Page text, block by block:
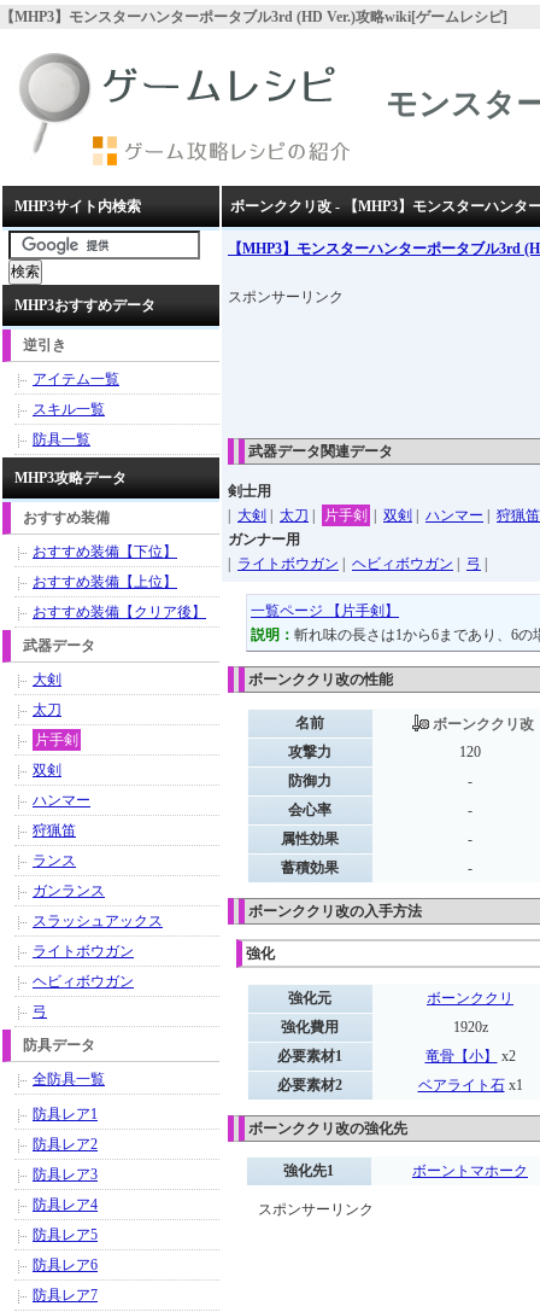
【MHP3】モンスターハンターポータブル3rd (HD Ver.)攻略wiki[ゲームレシピ]
モンスタ
ボーンククリ改 - 【MHP3】モンスターハンタ
【MHP3】モンスターハンターポータブル3rd
スポンサーリンク
武器データ関連データ
剣士用
大剣 太刀 片手剣 双剣 ハンマー
狩猟笛
ガンナー用
ライトボウガン ヘビィボウガン 弓
一覧ページ 【片手剣】
説明： 斬れ味の長さは1から6まであり、6
ボーンククリ改の性能
名前
ボーンククリ改
攻撃力
120
防御力
-
会心率
-
属性効果
-
蓄積効果
-
ボーンククリ改の入手方法
強化
強化元
ボーンククリ
強化費用
1920z
必要素材1
竜骨【小】
x2
必要素材2
ベアライト石x1
ボーンククリ改の強化先
強化先1 ボーントマホーク
スポンサーリンク
MHP3サイト内検索
MHP3おすすめデータ
逆引き
アイテム一覧
スキル一覧
防具一覧
MHP3攻略データ
おすすめ装備
おすすめ装備【下位】
おすすめ装備【上位】
おすすめ装備【クリア後】
武器データ
大剣
太刀
片手剣
双剣
ハンマー
狩猟笛
ランス
ガンランス
スラッシュアックス
ライトボウガン
ヘビィボウガン
弓
防具データ
全防具一覧
防具レア1
防具レア2
防具レア3
防具レア4
防具レア5
防具レア6
防具レア7